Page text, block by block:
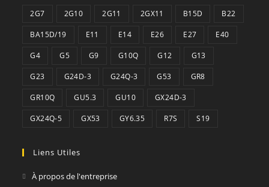
2G7 2G10 2G11 2GX11 B15D B22
BA15D/19 E11 E14 E26 E27 E40
G4 G5 G9 G10Q G12 G13
G23 G24D-3 G24Q-3 G53 GR8
GR10Q GU5.3 GU10 GX24D-3
GX24Q-5 GX53 GY6.35 R7S S19
Liens Utiles
À propos de l'entreprise